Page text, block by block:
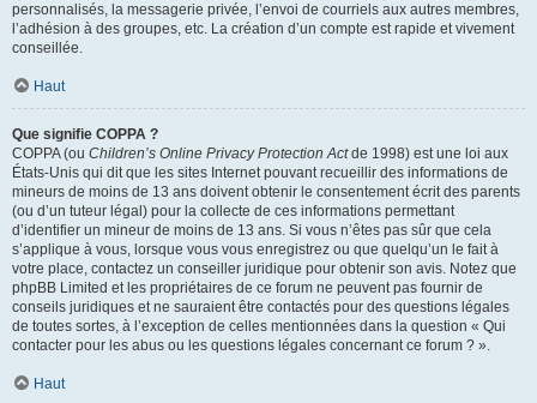
personnalisés, la messagerie privée, l’envoi de courriels aux autres membres,
l’adhésion à des groupes, etc. La création d’un compte est rapide et vivement
conseillée.
Haut
Que signifie COPPA ?
COPPA (ou Children’s Online Privacy Protection Actde 1998) est une loi aux
États-Unis qui dit que les sites Internet pouvant recueillir des informations de
mineurs de moins de 13 ans doivent obtenir le consentement écrit des parents
(ou d’un tuteur légal) pour la collecte de ces informations permettant
d’identifier un mineur de moins de 13 ans. Si vous n’êtes pas sûr que cela
s’applique à vous, lorsque vous vous enregistrez ou que quelqu’un le fait à
votre place, contactez un conseiller juridique pour obtenir son avis. Notez que
phpBB Limited et les propriétaires de ce forum ne peuvent pas fournir de
conseils juridiques et ne sauraient être contactés pour des questions légales
de toutes sortes, à l’exception de celles mentionnées dans la question « Qui
contacter pour les abus ou les questions légales concernant ce forum ? ».
Haut